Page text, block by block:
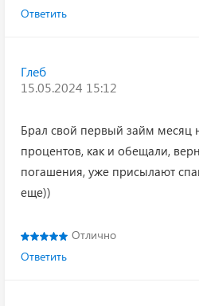
Ответить
Глеб
15.05.2024 15:12
Брал свой первый займ месяц
процентов, как и обещали,
погашения, уже присылают
еще))
Отлично
Ответить